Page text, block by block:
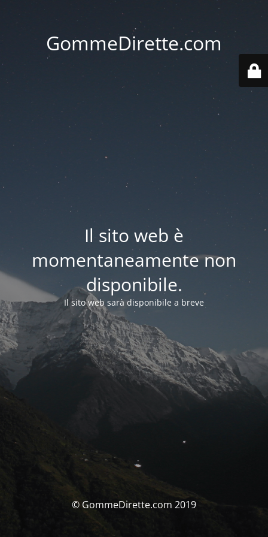
GommeDirette.com
Il sito web è
momentaneamente non
disponibile.
Il sito web sarà disponibile a breve
© GommeDirette.com 2019